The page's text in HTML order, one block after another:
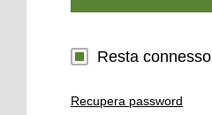
Resta connesso
Recupera password